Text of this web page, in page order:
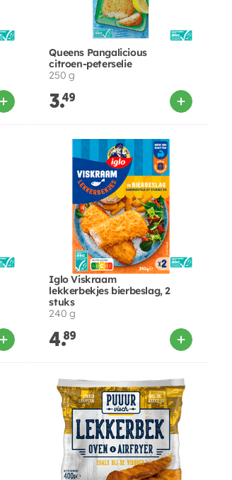
Queens Pangalicious
citroen-peterselie
250 g
3.49
Iglo Viskraam
lekkerbekjes bierbeslag, 2
stuks
240 g
4.89